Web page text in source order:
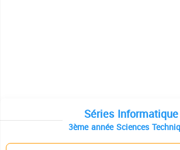
Séries Informatique
3ème année Sciences